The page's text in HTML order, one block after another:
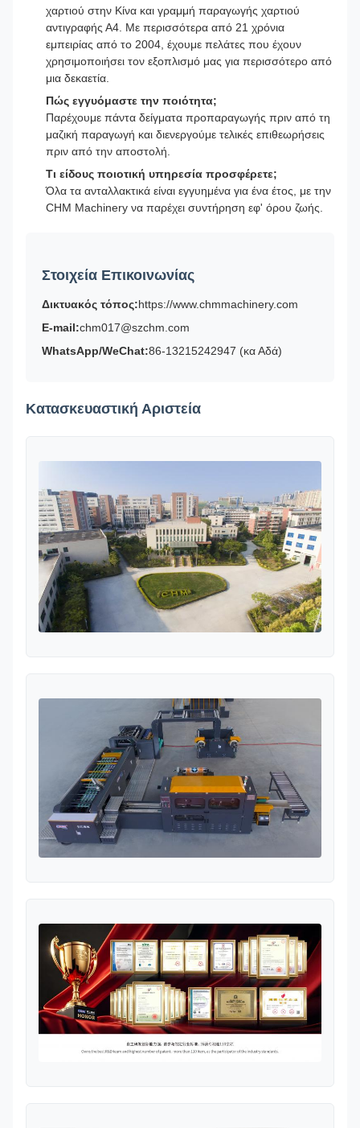
χαρτιού στην Κίνα και γραμμή παραγωγής χαρτιού
αντιγραφής Α4. Με περισσότερα από 21 χρόνια
εμπειρίας από το 2004, έχουμε πελάτες που έχουν
χρησιμοποιήσει τον εξοπλισμό μας για περισσότερο από
μια δεκαετία.
Πώς εγγυόμαστε την ποιότητα;
Παρέχουμε πάντα δείγματα προπαραγωγής πριν από τη
μαζική παραγωγή και διενεργούμε τελικές επιθεωρήσεις
πριν από την αποστολή.
Τι είδους ποιοτική υπηρεσία προσφέρετε;
Όλα τα ανταλλακτικά είναι εγγυημένα για ένα έτος, με την
CHM Machinery να παρέχει συντήρηση εφ' όρου ζωής.
Στοιχεία Επικοινωνίας
Δικτυακός τόπος:https://www.chmmachinery.com
E-mail:chm017@szchm.com
WhatsApp/WeChat:86-13215242947 (κα Αδά)
Κατασκευαστική Αριστεία